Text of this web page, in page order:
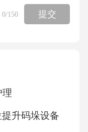
或不能履行职责
0/150 提交
升码垛设备